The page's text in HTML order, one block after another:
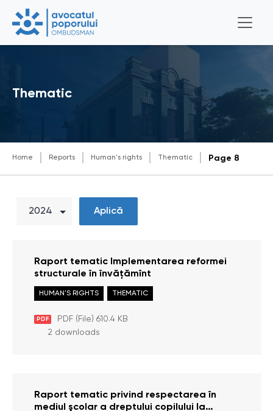
Thematic
Home Reports Human's rights Thematic Page 8
Aplică
Raport tematic Implementarea reformei
structurale în învăţămînt
PDF PDF (File) 610.4 KB
HUMAN'S RIGHTS THEMATIC
2 downloads
Raport tematic privind respectarea în
mediul şcolar a dreptului copilului la